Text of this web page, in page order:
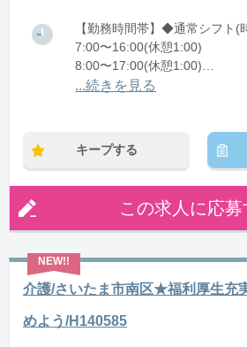
【勤務時間帯】◆通常シフト(
7:00〜16:00(休憩1:00)
8:00〜17:00(休憩1:00)
12:00〜21:00(休憩1:00)
...続きを見る
キープする
この求人に応募
介護/さいたま市南区★福利厚生充
めよう/H140585